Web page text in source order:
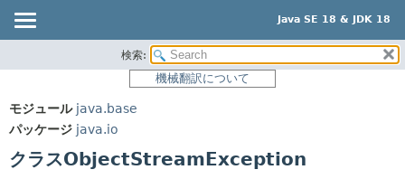
Java SE 18 & JDK 18
パッケージ
使用
サマリー:
ネスト済
メソッド
検索:
機械翻訳について
モジュール java.base
パッケージ java.io
クラスObjectStreamException